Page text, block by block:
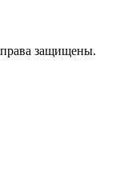
защищены.